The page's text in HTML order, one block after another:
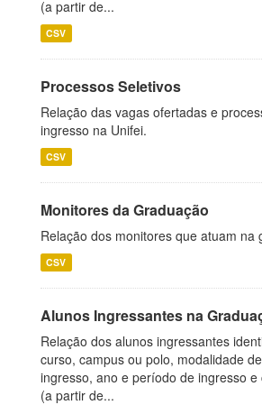
(a partir de...
CSV
Processos Seletivos
Relação das vagas ofertadas e
ingresso na Unifei.
CSV
Monitores da Graduação
Relação dos monitores que atuam na
CSV
Alunos Ingressantes na
Relação dos alunos ingressantes
curso, campus ou polo, modalidade
ingresso, ano e período de ingresso e
(a partir de...